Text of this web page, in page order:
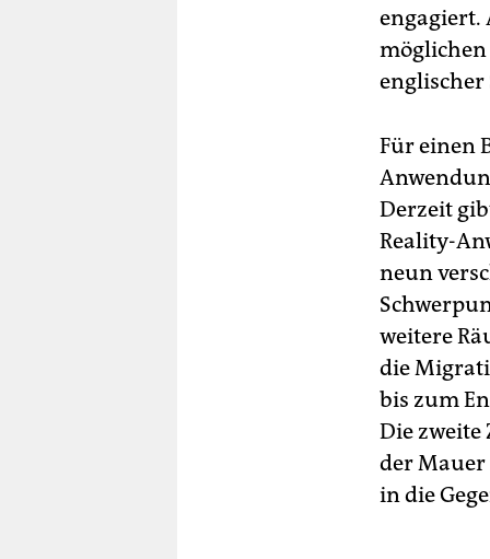
engagiert.
möglichen
englischer
Für einen
Derzeit
Reality-
neun
weitere
die
bis zum
Die zweite
der Mauer
in die